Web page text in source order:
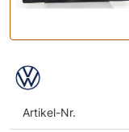
Artikel-Nr.